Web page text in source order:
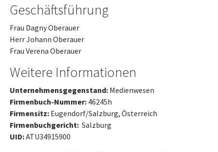
Geschäftsführung
Frau Dagny Oberauer
Herr Johann Oberauer
Frau Verena Oberauer
Weitere Informationen
Unternehmensgegenstand: Medienwesen
Firmenbuch-Nummer: 46245h
Firmensitz: Eugendorf/Salzburg, Österreich
Firmenbuchgericht: Salzburg
UID:ATU34915900